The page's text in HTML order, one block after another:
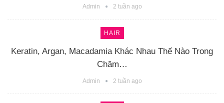
Admin 2 tuần ago
HAIR
Keratin, Argan, Macadamia Khác Nhau Thế Nào Trong
Chăm…
Admin 2 tuần ago